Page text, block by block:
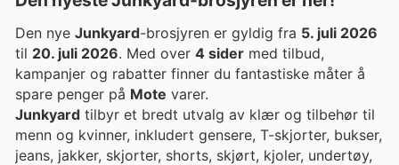
Den nye Junkyard-brosjyren er gyldig fra 5. juli 2026
til 20. juli 2026. Med over 4 sider med tilbud,
kampanjer og rabatter finner du fantastiske måter å
spare penger på Mote varer.
Junkyard tilbyr et bredt utvalg av klær og tilbehør til
menn og kvinner, inkludert gensere, T-skjorter, bukser,
jeans, jakker, skjorter, shorts, skjørt, kjoler, undertøy,